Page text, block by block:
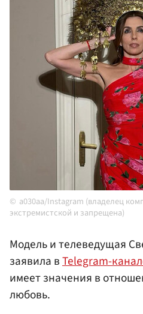
a030aa/Instagram (владелец
экстремистской и запрещена)
Модель и телеведущая
заявила вTelegram-
имеет значения в
любовь.